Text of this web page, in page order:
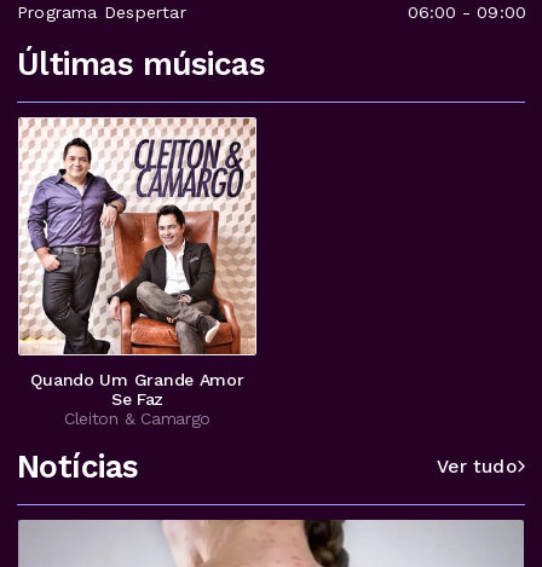
Programa Despertar 06:00 -09:00
Últimas músicas
Cleiton & Camargo
Quando Um Grande Amor
Se Faz
Notícias Ver tudo